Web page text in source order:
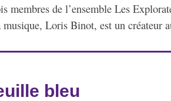
membres de l’ensemble Les
musique, Loris Binot, est un créateur
bleu